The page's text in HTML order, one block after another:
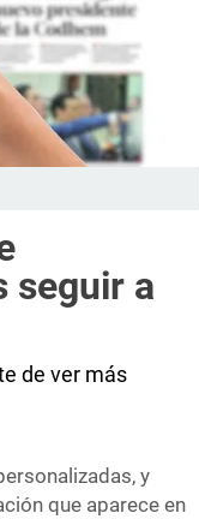
seguir a
de ver más
y
que aparece en